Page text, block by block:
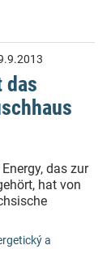
das
das zur
hat von
a